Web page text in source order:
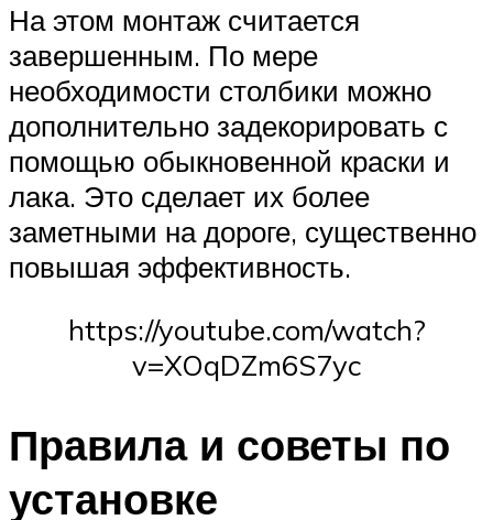
На этом монтаж считается
завершенным. По мере
необходимости столбики можно
дополнительно задекорировать с
помощью обыкновенной краски и
лака. Это сделает их более
заметными на дороге, существенно
повышая эффективность.
https://youtube.com/watch?
v=XOqDZm6S7yc
Правила и советы по
установке